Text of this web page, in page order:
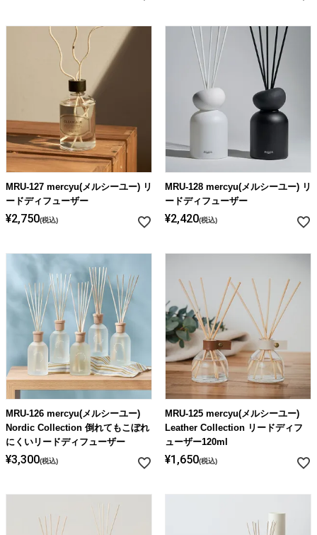
MRU-127 mercyu(メルシーユー) リ
ードディフューザー
¥2,750 税込
MRU-128 mercyu(メルシーユー) リ
ードディフューザー
¥2,420 税込
MRU-126 mercyu(メルシーユー)
Nordic Collection 倒れてもこぼれ
にくいリードディフューザー
¥3,300 税込
MRU-125 mercyu(メルシーユー)
Leather Collection リードディフ
ューザー120ml
¥1,650 税込